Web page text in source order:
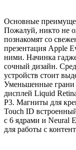
Основные
Пожалуй, никто не
познакомят со
презентация Apple
ними. Начинка
сочный дизайн.
устройств стоит
Уменьшенные
дисплей Liquid
P3. Магниты для
Touch ID
с 6 ядрами и Neural
для работы с